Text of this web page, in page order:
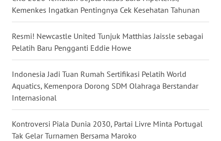
Kemenkes Ingatkan Pentingnya Cek Kesehatan Tahunan
Resmi! Newcastle United Tunjuk Matthias Jaissle sebagai
Pelatih Baru Pengganti Eddie Howe
Indonesia Jadi Tuan Rumah Sertifikasi Pelatih World
Aquatics, Kemenpora Dorong SDM Olahraga Berstandar
Internasional
Kontroversi Piala Dunia 2030, Partai Livre Minta Portugal
Tak Gelar Turnamen Bersama Maroko
WN
BALI
WN
KALBAR
WN
KALTENG
WN
KALTARA